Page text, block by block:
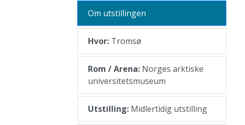
Om utstillingen
Hvor:Tromsø
Rom / Arena:Norges arktiske
universitetsmuseum
Utstilling:Midlertidig utstilling